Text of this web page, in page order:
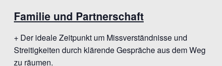
Familie und Partnerschaft
+ Der ideale Zeitpunkt um Missverständnisse und
Streitigkeiten durch klärende Gespräche aus dem Weg
zu räumen.